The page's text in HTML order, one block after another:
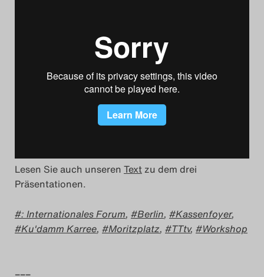
2023
Das Theatertreffen-Blog
2024
Das Theatertreffen-Blog
Das Theatertreffen-Blog
Impressum
Lesen Sie auch unseren Textzu dem drei
Präsentationen.
: Internationales Forum, Berlin, Kassenfoyer,
Ku'damm Karree, Moritzplatz, TTtv, Workshop
–––